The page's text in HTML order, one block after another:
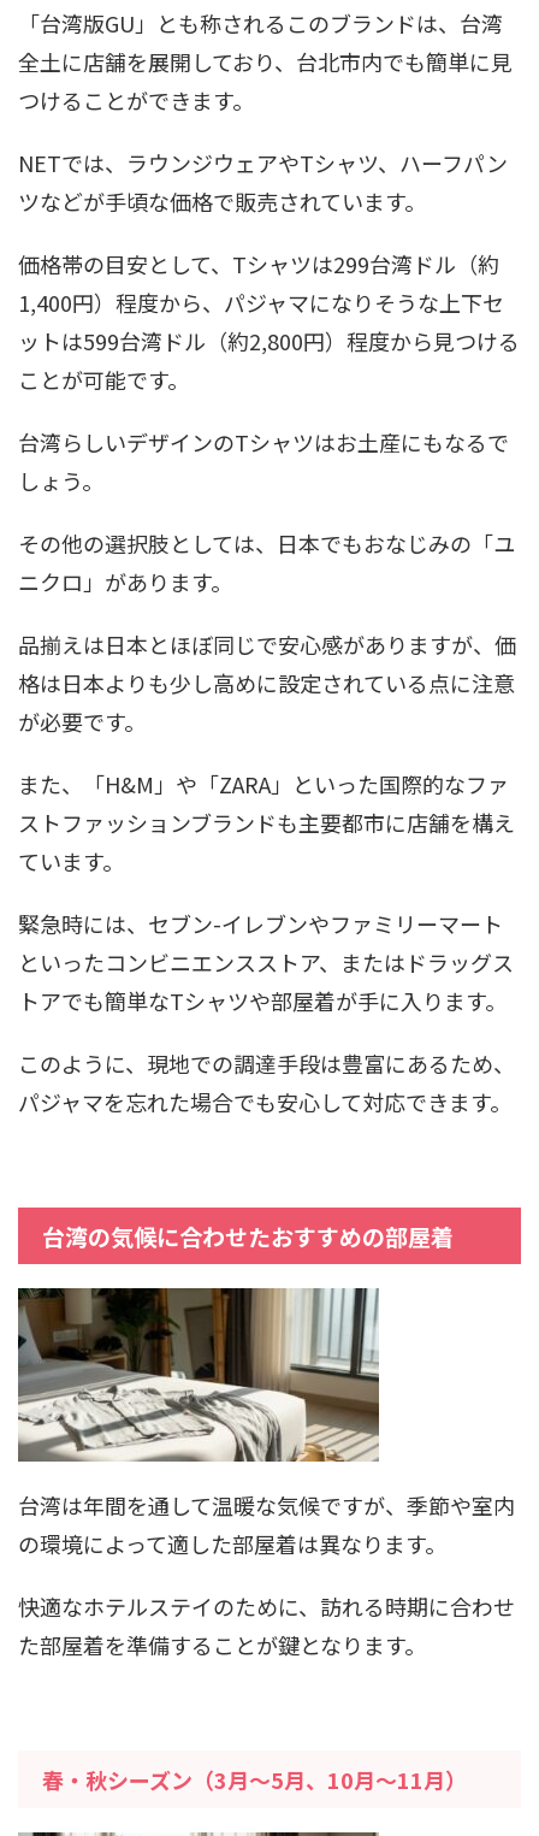
「台湾版GU」とも称されるこのブランドは、台湾
全土に店舗を展開しており、台北市内でも簡単に見
つけることができます。
NETでは、ラウンジウェアやTシャツ、ハーフパン
ツなどが手頃な価格で販売されています。
価格帯の目安として、Tシャツは299台湾ドル（約
1,400円）程度から、パジャマになりそうな上下セ
ットは599台湾ドル（約2,800円）程度から見つける
ことが可能です。
台湾らしいデザインのTシャツはお土産にもなるで
しょう。
その他の選択肢としては、日本でもおなじみの「ユ
ニクロ」があります。
品揃えは日本とほぼ同じで安心感がありますが、価
格は日本よりも少し高めに設定されている点に注意
が必要です。
また、「H&M」や「ZARA」といった国際的なファ
ストファッションブランドも主要都市に店舗を構え
ています。
緊急時には、セブン-イレブンやファミリーマート
といったコンビニエンスストア、またはドラッグス
トアでも簡単なTシャツや部屋着が手に入ります。
このように、現地での調達手段は豊富にあるため、
パジャマを忘れた場合でも安心して対応できます。
台湾の気候に合わせたおすすめの部屋着
台湾は年間を通して温暖な気候ですが、季節や室内
の環境によって適した部屋着は異なります。
快適なホテルステイのために、訪れる時期に合わせ
た部屋着を準備することが鍵となります。
春・秋シーズン（3月～5月、10月～11月）